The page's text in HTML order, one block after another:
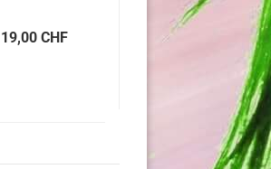
19,00 CHF